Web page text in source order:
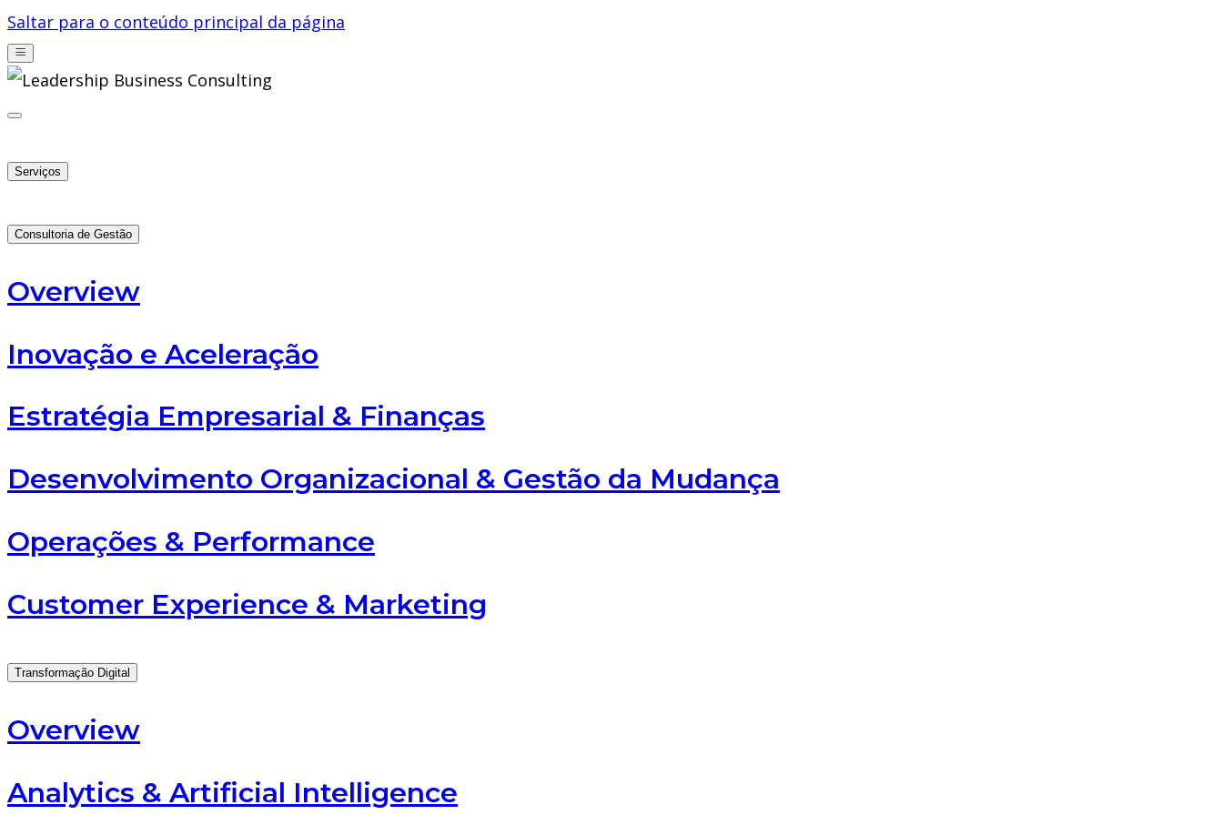
Saltar para o conteúdo principal da página
Serviços
Consultoria de Gestão
Overview
Inovação e Aceleração
Estratégia Empresarial & Finanças
Desenvolvimento Organizacional & Gestão da Mudança
Operações & Performance
Customer Experience & Marketing
Transformação Digital
Overview
Analytics & Artificial Intelligence